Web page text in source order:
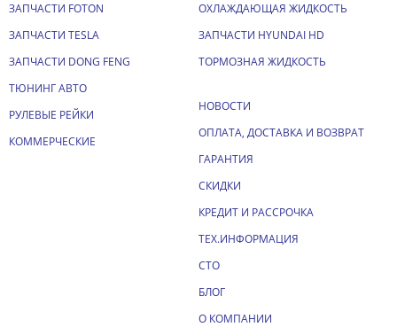
ЗАПЧАСТИ FOTON
ЗАПЧАСТИ TESLA
ЗАПЧАСТИ DONG FENG
ТЮНИНГ АВТО
РУЛЕВЫЕ РЕЙКИ
КОММЕРЧЕСКИЕ
ОХЛАЖДАЮЩАЯ ЖИДКОСТЬ
ЗАПЧАСТИ HYUNDAI HD
ТОРМОЗНАЯ ЖИДКОСТЬ
НОВОСТИ
ОПЛАТА, ДОСТАВКА И ВОЗВРАТ
ГАРАНТИЯ
СКИДКИ
КРЕДИТ И РАССРОЧКА
ТЕХ.ИНФОРМАЦИЯ
СТО
БЛОГ
О КОМПАНИИ